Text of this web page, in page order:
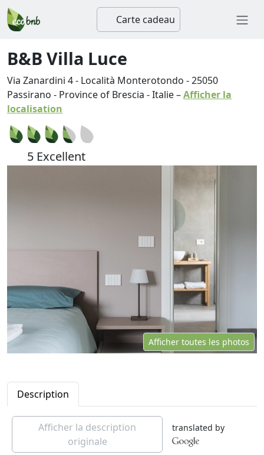
Carte cadeau
B&B Villa Luce
Via Zanardini 4 - Località Monterotondo -25050
Passirano - Province of Brescia -Italie–Afficher la
localisation
5 Excellent
Afficher toutes les photos
Description
Afficher la description
originale
translated by